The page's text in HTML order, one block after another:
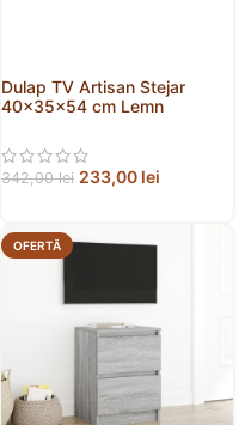
Dulap TV Artisan Stejar
40x35x54 cm Lemn
342,00lei 233,00 lei
OFERTĂ